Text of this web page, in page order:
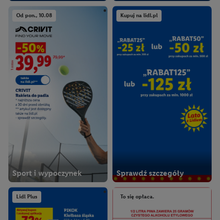
Od pon., 10.08
Sport i wypoczynek
Kupuj na lidl.pl
Sprawdź szczegóły
Lidl Plus To się opłaca.